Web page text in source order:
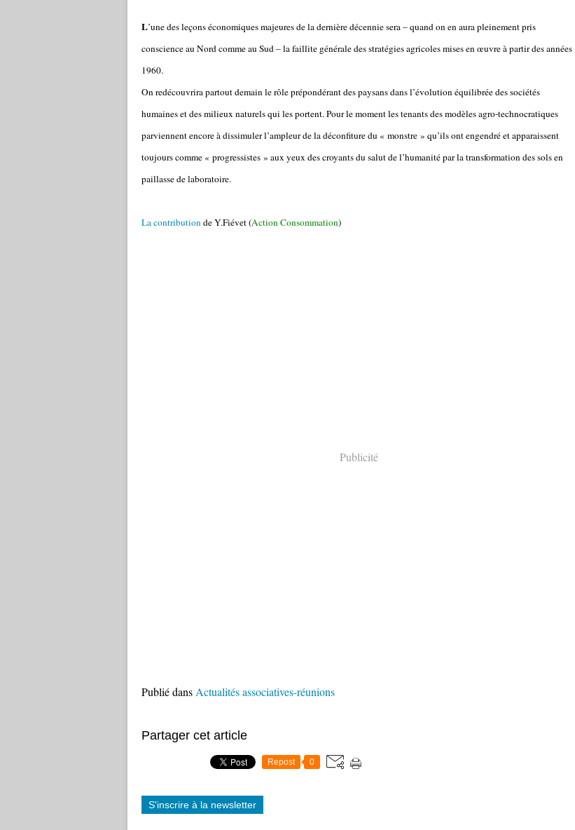
L’une des leçons économiques majeures de la dernière décennie sera – quand on en aura pleinement pris
conscience au Nord comme au Sud – la faillite générale des stratégies agricoles mises en œuvre à partir des années
1960.
On redécouvrira partout demain le rôle prépondérant des paysans dans l’évolution équilibrée des sociétés
humaines et des milieux naturels qui les portent. Pour le moment les tenants des modèles agro-technocratiques
parviennent encore à dissimuler l’ampleur de la déconfiture du « monstre » qu’ils ont engendré et apparaissent
toujours comme « progressistes » aux yeux des croyants du salut de l’humanité par la transformation des sols en
paillasse de laboratoire.
La contributionde Y.Fiévet (Action Consommation)
Publicité
Publié dans Actualités associatives-réunions
Partager cet article
Repost 0
S'inscrire à la newsletter